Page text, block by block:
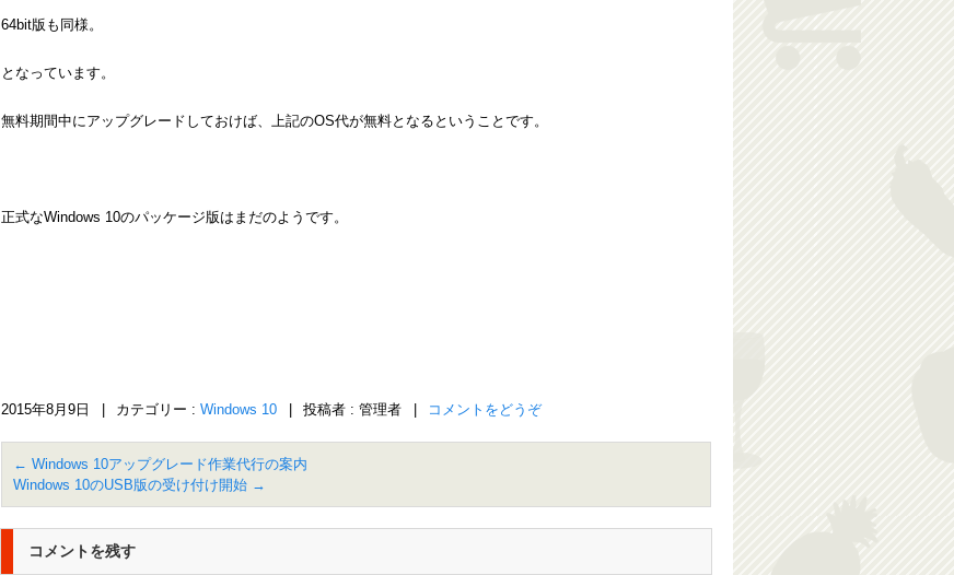
64bit版も同様。
となっています。
無料期間中にアップグレードしておけば、上記のOS代が無料となるということです。
正式なWindows 10のパッケージ版はまだのようです。
2015年8月9日 カテゴリー : Windows 10 投稿者 : 管理者 コメントをどうぞ
← Windows 10アップグレード作業代行の案内
Windows 10のUSB版の受け付け開始 →
コメントを残す